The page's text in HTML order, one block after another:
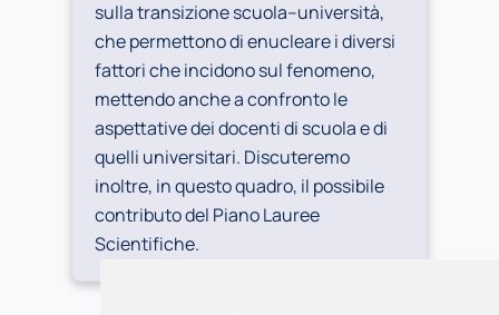
sulla transizione scuola–università,
che permettono di enucleare i diversi
fattori che incidono sul fenomeno,
mettendo anche a confronto le
aspettative dei docenti di scuola e di
quelli universitari. Discuteremo
inoltre, in questo quadro, il possibile
contributo del Piano Lauree
Scientifiche.